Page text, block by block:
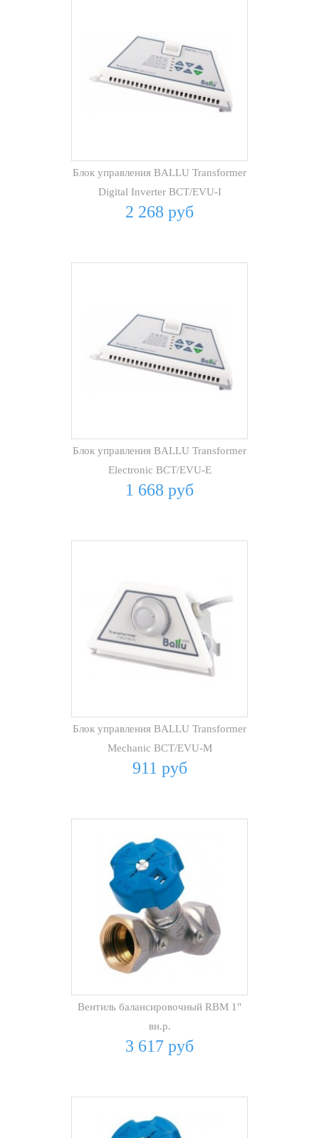
Блок управления BALLU Transformer
Digital Inverter BCT/EVU-I
2 268 руб
Блок управления BALLU Transformer
Electronic BCT/EVU-E
1 668 руб
Блок управления BALLU Transformer
Mechanic BCT/EVU-M
911 руб
Вентиль балансировочный RBM 1"
вн.р.
3 617 руб